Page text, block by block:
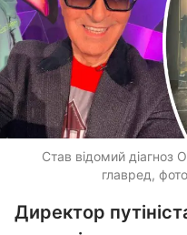
Став відомий
главред,
Директор